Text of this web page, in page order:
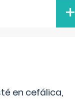
+
en cefálica,